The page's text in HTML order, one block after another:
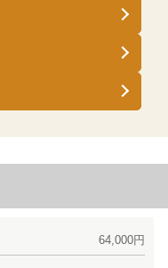
64,000円